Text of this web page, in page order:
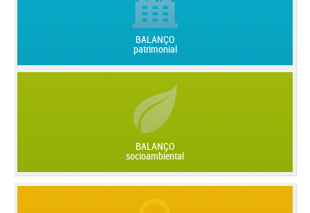
BALANÇO
patrimonial
BALANÇO
socioambiental